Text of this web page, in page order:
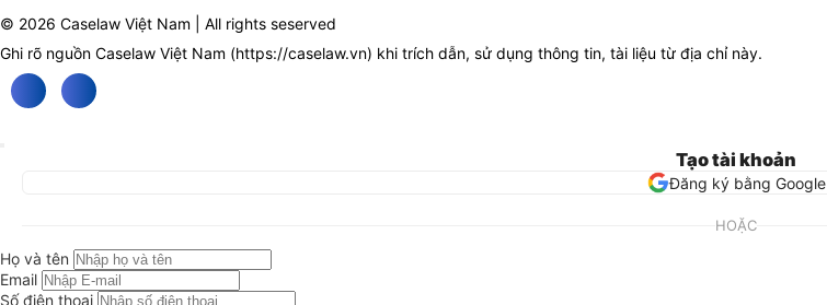
© 2026 Caselaw Việt Nam | All rights seserved
Ghi rõ nguồn Caselaw Việt Nam (https://caselaw.vn) khi trích dẫn, sử dụng thông tin, tài liệu từ địa chỉ này.
Tạo tài khoản
Đăng ký bằng Google
HOẶC
Họ và tên
Email
Số điện thoại